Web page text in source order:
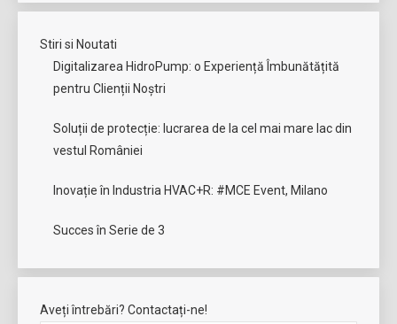
Stiri si Noutati
Digitalizarea HidroPump: o Experiență Îmbunătățită
pentru Clienții Noștri
Soluții de protecție: lucrarea de la cel mai mare lac din
vestul României
Inovație în Industria HVAC+R: #MCE Event, Milano
Succes în Serie de 3
Aveți întrebări? Contactați-ne!